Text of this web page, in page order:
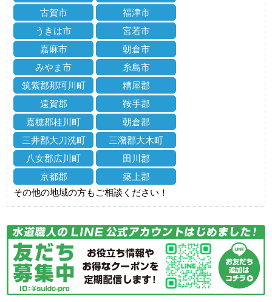
古賀市
福津市
うきは市
宮若市
嘉麻市
朝倉市
みやま市
糸島市
筑紫郡那珂川町
糟屋郡
遠賀郡
鞍手郡
嘉穂郡桂川町
朝倉郡
三井郡大刀洗町
三潴郡大木町
八女郡広川町
田川郡
京都郡
築上郡
その他の地域の方もご相談ください！